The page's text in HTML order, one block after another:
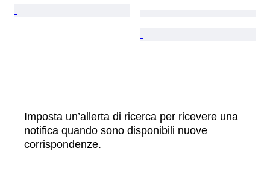
Imposta un’allerta di ricerca per ricevere una
notifica quando sono disponibili nuove
corrispondenze.